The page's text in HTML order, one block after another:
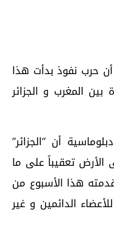
كشف موقع Middle East Eye أن حرب نفوذ بدأت هذا
المغرب و الجزائر
أن “الجزائر”
الأرض تعقيباً على ما
هذا الأسبوع من
الدائمين و غير